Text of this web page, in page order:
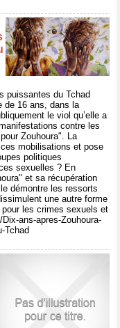
puissantes du Tchad
de 16 ans, dans la
le viol qu’elle a
contre les
Zouhoura". La
mobilisations et pose
politiques
sexuelles ? En
et sa récupération
démontre les ressorts
une autre forme
pour les crimes sexuels et
ans-apres-Zouhoura-
Tchad